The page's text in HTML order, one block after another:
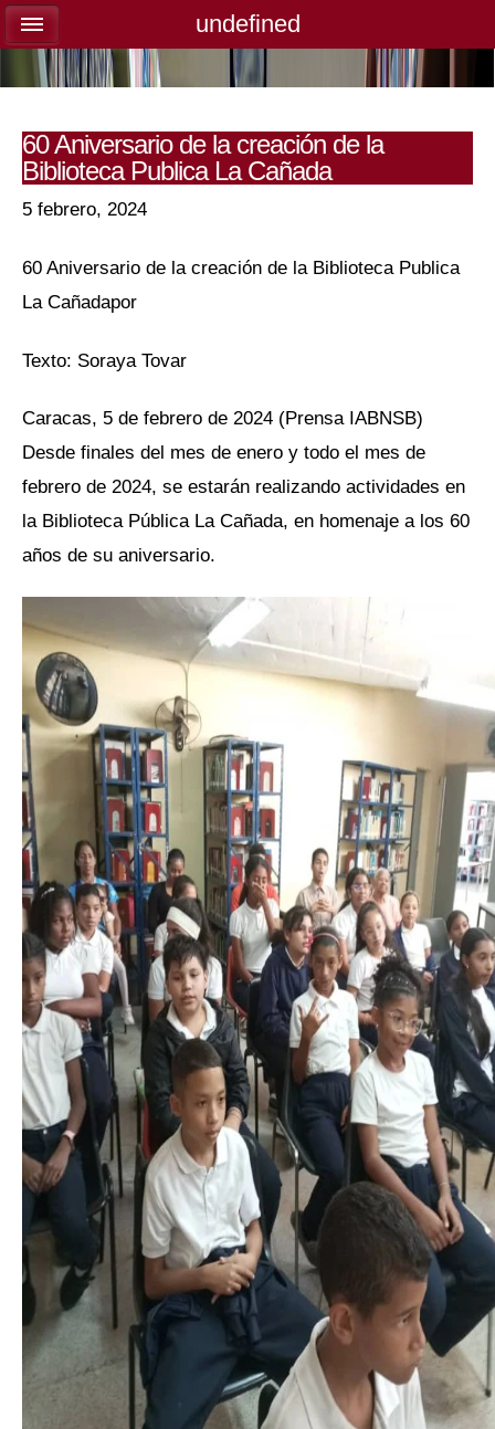
60 Aniversario de la creación de la
Biblioteca Publica La Cañada
5 febrero, 2024
60 Aniversario de la creación de la Biblioteca Publica
La Cañadapor
Texto: Soraya Tovar
Caracas, 5 de febrero de 2024 (Prensa IABNSB)
Desde finales del mes de enero y todo el mes de
febrero de 2024, se estarán realizando actividades en
la Biblioteca Pública La Cañada, en homenaje a los 60
años de su aniversario.
undefined
undefined